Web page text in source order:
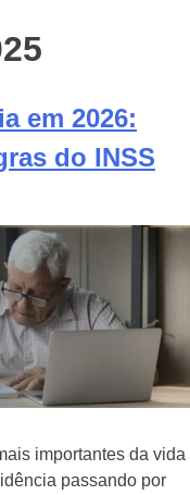
em 2026:
do INSS
importantes da vida
passando por